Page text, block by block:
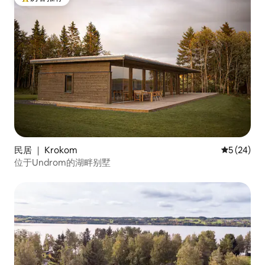
热门「房客推荐」
民居 ｜ Krokom 平均评分
5 (24)
位于Undrom的湖畔别墅